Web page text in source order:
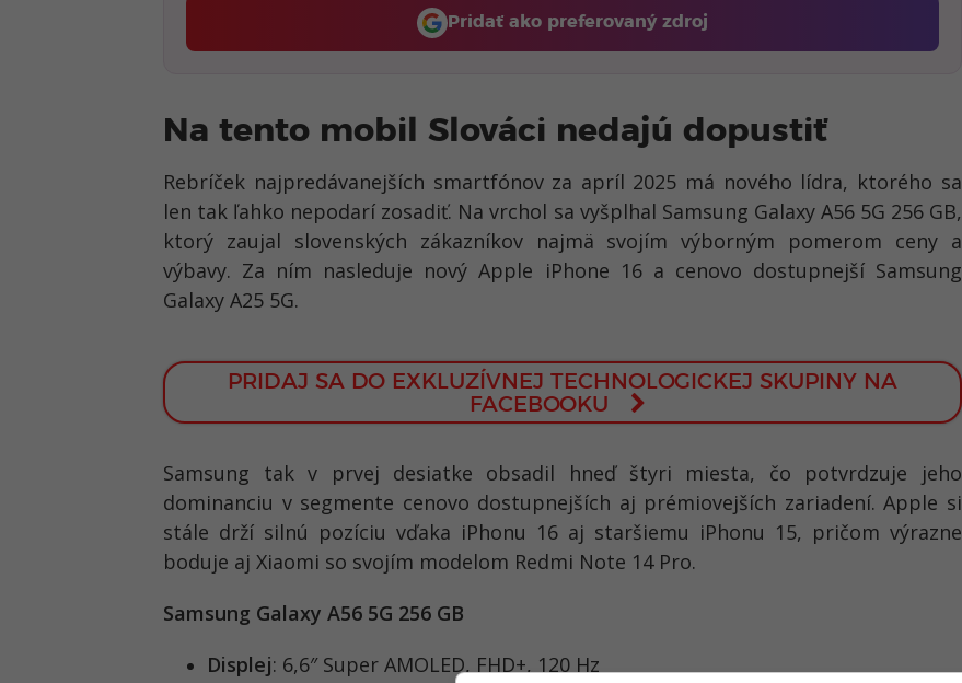
Pridať ako preferovaný zdroj
Fontech, odkaz sa otvorí v novom okne
Na tento mobil Slováci nedajú dopustiť
Rebríček najpredávanejších smartfónov za apríl 2025 má nového lídra, ktorého sa
len tak ľahko nepodarí zosadiť. Na vrchol sa vyšplhal Samsung Galaxy A56 5G 256 GB,
ktorý zaujal slovenských zákazníkov najmä svojím výborným pomerom ceny a
výbavy. Za ním nasleduje nový Apple iPhone 16 a cenovo dostupnejší Samsung
Galaxy A25 5G.
PRIDAJ SA DO EXKLUZÍVNEJ TECHNOLOGICKEJ SKUPINY NA
FACEBOOKU
Samsung tak v prvej desiatke obsadil hneď štyri miesta, čo potvrdzuje jeho
dominanciu v segmente cenovo dostupnejších aj prémiovejších zariadení. Apple si
stále drží silnú pozíciu vďaka iPhonu 16 aj staršiemu iPhonu 15, pričom výrazne
boduje aj Xiaomi so svojím modelom Redmi Note 14 Pro.
Samsung Galaxy A56 5G 256 GB
Displej: 6,6″ Super AMOLED, FHD+, 120 Hz